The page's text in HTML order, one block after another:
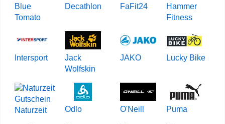
Blue
Tomato
Decathlon FaFit24
Hammer
Fitness
Intersport
Jack
Wolfskin
JAKO Lucky Bike
Naturzeit Odlo O'Neill Puma